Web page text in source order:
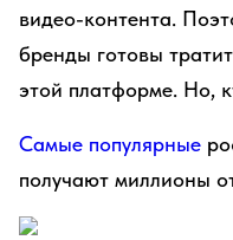
видео-контента.
бренды готовы
этой платформе. Но,
Самые популярные
получают миллионы